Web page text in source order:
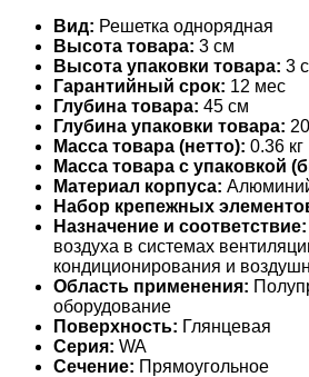
Вид: Решетка однорядная
Высота товара: 3 см
Высота упаковки товара: 3
Гарантийный срок: 12 мес
Глубина товара: 45 см
Глубина упаковки товара:
Масса товара (нетто): 0.36 кг
Масса товара с упаковкой
Материал корпуса:
Набор крепежных
Назначение и соответствие:
воздуха в системах
кондиционирования и
Область применения:
оборудование
Поверхность: Глянцевая
Серия: WA
Сечение: Прямоугольное